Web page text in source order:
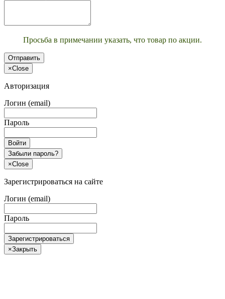
Просьба в примечании указать, что товар по акции.
Отправить
×Close
Авторизация
Логин (email)
Пароль
Войти
Забыли пароль?
×Close
Зарегистрироваться на сайте
Логин (email)
Пароль
Зарегистрироваться
×Закрыть